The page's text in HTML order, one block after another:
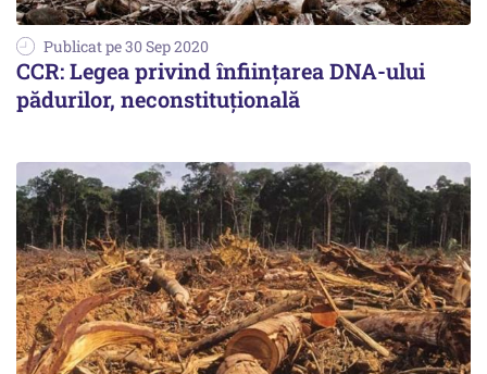
Publicat pe 30 Sep 2020
CCR: Legea privind înființarea DNA-ului
pădurilor, neconstituțională